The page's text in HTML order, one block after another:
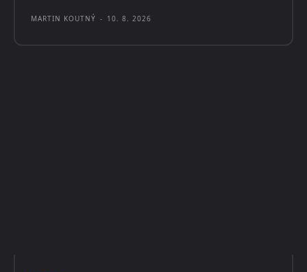
MARTIN KOUTNÝ - 10. 8. 2026